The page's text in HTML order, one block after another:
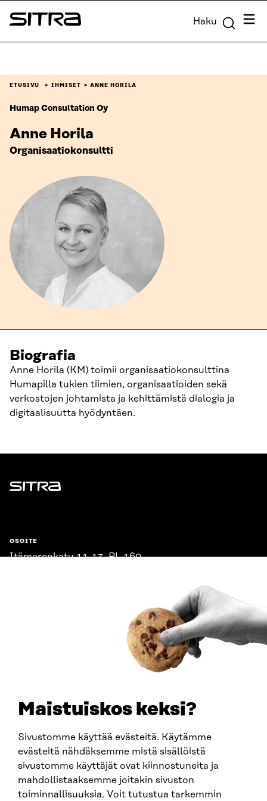
Maistuiskos keksi?
Sivustomme käyttää evästeitä. Käytämme
evästeitä nähdäksemme mistä sisällöistä
sivustomme käyttäjät ovat kiinnostuneita ja
mahdollistaaksemme joitakin sivuston
toiminnallisuuksia. Voit tutustua tarkemmin
Siirry
suoraan
Sitra Haku
ETUSIVU IHMISET ANNE HORILA
Humap Consultation Oy
Anne Horila
Organisaatiokonsultti
Biografia
Anne Horila (KM) toimii organisaatiokonsulttina
Humapilla tukien tiimien, organisaatioiden sekä
verkostojen johtamista ja kehittämistä dialogia ja
digitaalisuutta hyödyntäen.
Sitra
OSOITE
Itämerenkatu 11-13, PL 160,
SITRA SOSIAALISESSA MEDIASSA
LinkedIn
Instagram